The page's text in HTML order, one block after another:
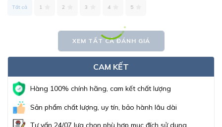
Tất cả 1 2 3 4 5
XEM TẤT CẢ ĐÁNH GIÁ
CAM KẾT
Hàng 100% chính hãng, cam kết chất lượng
Sản phẩm chất lượng, uy tín, bảo hành lâu dài
Tư vấn 24/07 lựa chọn phù hợp mục đích sử dụng